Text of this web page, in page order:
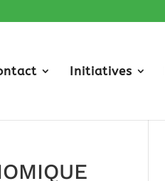
Initiatives